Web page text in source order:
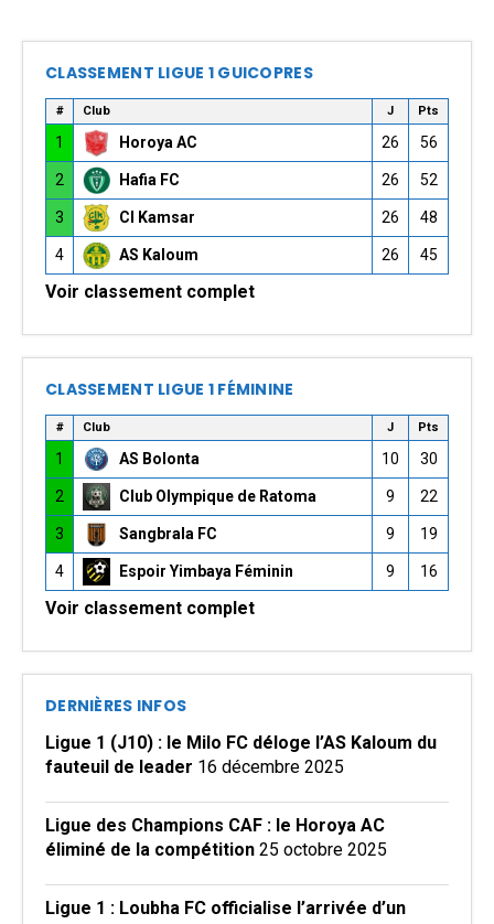
CLASSEMENT LIGUE 1 GUICOPRES
# Club J Pts
1 Horoya AC 26 56
2 Hafia FC 26 52
3 CI Kamsar 26 48
4 AS Kaloum 26 45
Voir classement complet
CLASSEMENT LIGUE 1 FÉMININE
# Club J Pts
1 AS Bolonta 10 30
2 Club Olympique de Ratoma 9 22
3 Sangbrala FC 9 19
4 Espoir Yimbaya Féminin 9 16
Voir classement complet
DERNIÈRES INFOS
Ligue 1 (J10) : le Milo FC déloge l’AS Kaloum du
fauteuil de leader 16 décembre 2025
Ligue des Champions CAF : le Horoya AC
éliminé de la compétition 25 octobre 2025
Ligue 1 : Loubha FC officialise l’arrivée d’un